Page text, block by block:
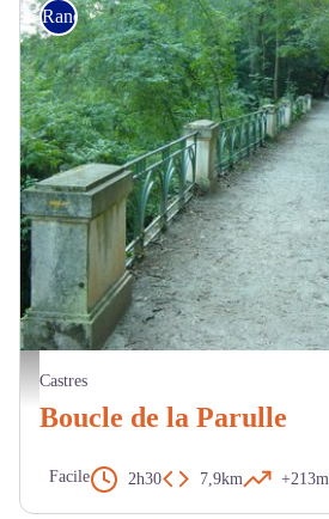
Sentier le long de l'Agout - OTCM
Randonnée
Castres
Boucle de la Parulle
Facile 2h30 7,9km +213m